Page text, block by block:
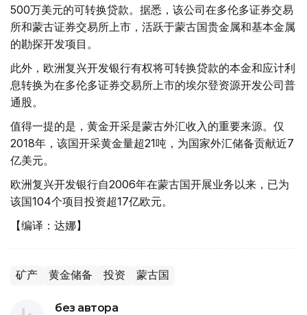
500万美元的可转换贷款。据悉，该公司在多伦多证券交易
所和蒙古证券交易所上市，活跃于蒙古国贵金属和基本金属
的勘探开发项目。
此外，欧洲复兴开发银行有权将可转换贷款的本金和应计利
息转换为在多伦多证券交易所上市的埃尔登资源开发公司普
通股。
值得一提的是，黄金开采是蒙古外汇收入的重要来源。仅
2018年，该国开采黄金量超21吨，为国家外汇储备贡献近7
亿美元。
欧洲复兴开发银行自2006年在蒙古国开展业务以来，已为
该国104个项目投资超17亿欧元。
【编译：达娜】
矿产 黄金储备 投资 蒙古国
без автора